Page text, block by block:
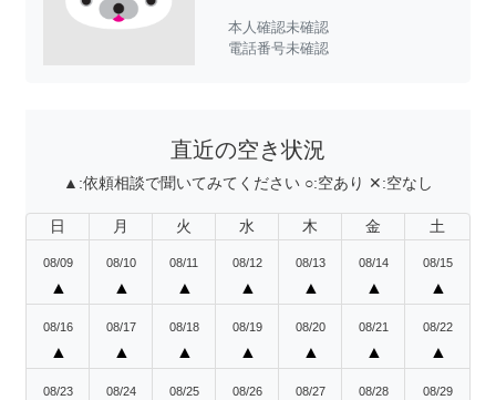
本人確認未確認
電話番号未確認
直近の空き状況
▲:依頼相談で聞いてみてください ○:空あり ✕:空なし
日 月 火 水 木 金 土
08/09
▲
08/10
▲
08/11
▲
08/12
▲
08/13
▲
08/14
▲
08/15
▲
08/16
▲
08/17
▲
08/18
▲
08/19
▲
08/20
▲
08/21
▲
08/22
▲
08/23 08/24 08/25 08/26 08/27 08/28 08/29